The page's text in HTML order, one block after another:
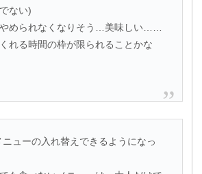
ない)
やめられなくなりそう…美味しい……
れる時間の枠が限られることかな
ューの入れ替えできるようになっ